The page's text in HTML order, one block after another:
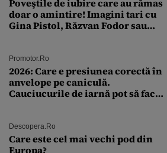
Poveştile de iubire care au rămas
doar o amintire! Imagini tari cu
Gina Pistol, Răzvan Fodor sau
Promotor.ro
2026: Care e presiunea corectă în
anvelope pe caniculă.
Cauciucurile de iarnă pot să facă
Descopera.ro
Care este cel mai vechi pod din
Europa?